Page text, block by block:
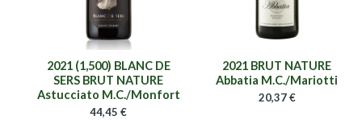
2021 (1,500) BLANC DE
SERS BRUT NATURE
Astucciato M.C./Monfort
44,45€
2021 BRUT NATURE
Abbatia M.C./Mariotti
20,37€